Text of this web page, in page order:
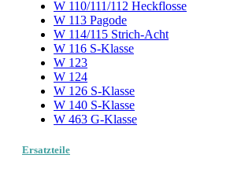
W 110/111/112 Heckflosse
W 113 Pagode
W 114/115 Strich-Acht
W 116 S-Klasse
W 123
W 124
W 126 S-Klasse
W 140 S-Klasse
W 463 G-Klasse
Ersatzteile